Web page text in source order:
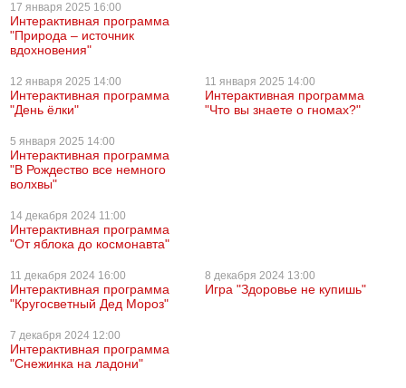
17 января 2025 16:00
Интерактивная программа
"Природа – источник
вдохновения"
12 января 2025 14:00
Интерактивная программа
"День ёлки"
11 января 2025 14:00
Интерактивная программа
"Что вы знаете о гномах?"
5 января 2025 14:00
Интерактивная программа
"В Рождество все немного
волхвы"
14 декабря 2024 11:00
Интерактивная программа
"От яблока до космонавта"
11 декабря 2024 16:00
Интерактивная программа
"Кругосветный Дед Мороз"
8 декабря 2024 13:00
Игра "Здоровье не купишь"
7 декабря 2024 12:00
Интерактивная программа
"Снежинка на ладони"